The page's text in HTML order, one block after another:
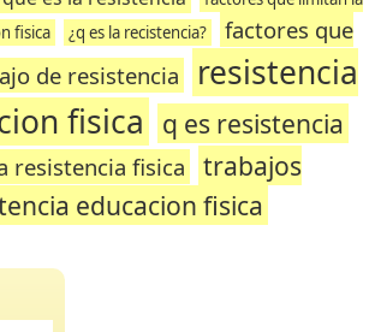
fisica
¿q es la recistencia?
factores que
de resistencia
resistencia
fisica
q es resistencia
resistencia fisica
trabajos
educacion fisica